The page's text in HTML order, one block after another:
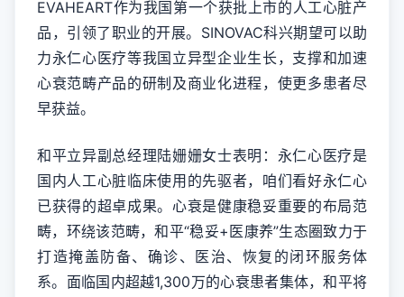
EVAHEART作为我国第一个获批上市的人工心脏产
品，引领了职业的开展。SINOVAC科兴期望可以助
力永仁心医疗等我国立异型企业生长，支撑和加速
心衰范畴产品的研制及商业化进程，使更多患者尽
早获益。
和平立异副总经理陆姗姗女士表明：永仁心医疗是
国内人工心脏临床使用的先驱者，咱们看好永仁心
已获得的超卓成果。心衰是健康稳妥重要的布局范
畴，环绕该范畴，和平“稳妥+医康养”生态圈致力于
打造掩盖防备、确诊、医治、恢复的闭环服务体
系。面临国内超越1,300万的心衰患者集体，和平将